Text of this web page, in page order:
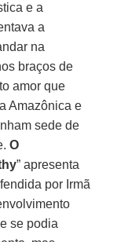
e a
a
na
braços de
amor que
Amazônica e
sede de
O
” apresenta
por Irmã
se podia